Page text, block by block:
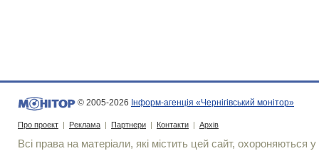
© 2005-2026 Інформ-агенція «Чернігівський монітор»
Про проект | Реклама | Партнери | Контакти | Архів
Всі права на матеріали, які містить цей сайт, охороняються у